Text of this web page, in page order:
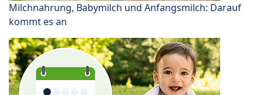
Milchnahrung, Babymilch und Anfangsmilch: Darauf
kommt es an